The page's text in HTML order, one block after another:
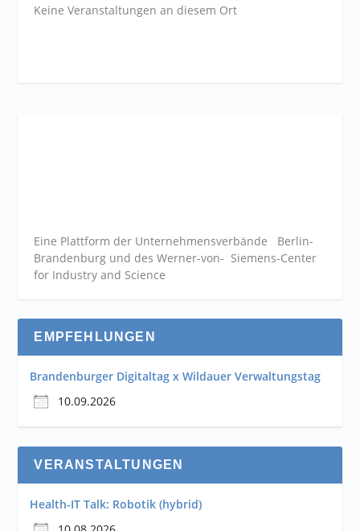
Keine Veranstaltungen an diesem Ort
Eine Plattform der Unternehmensverbände Berlin-
Brandenburg und des Werner-von- Siemens-Center
for Industry and Science
EMPFEHLUNGEN
Brandenburger Digitaltag x Wildauer Verwaltungstag
10.09.2026
VERANSTALTUNGEN
Health-IT Talk: Robotik (hybrid)